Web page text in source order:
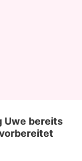
Uwe bereits